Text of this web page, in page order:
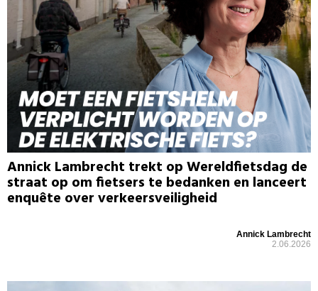
Annick Lambrecht trekt op Wereldfietsdag de
straat op om fietsers te bedanken en lanceert
enquête over verkeersveiligheid
Annick Lambrecht
2.06.2026